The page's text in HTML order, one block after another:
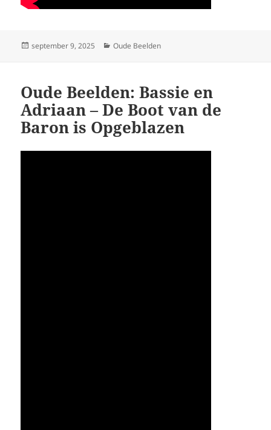
Geplaatst
september 9, 2025 Categorieën
Oude Beelden
Oude Beelden: Bassie en
Adriaan – De Boot van de
Baron is Opgeblazen